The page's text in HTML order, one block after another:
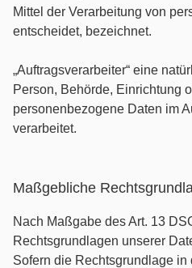
Mittel der Verarbeitung von
entscheidet, bezeichnet.
„Auftragsverarbeiter“ eine
Person, Behörde, Einrichtung
personenbezogene Daten im
verarbeitet.
Maßgebliche
Nach Maßgabe des Art. 13
Rechtsgrundlagen unserer
Sofern die Rechtsgrundlage